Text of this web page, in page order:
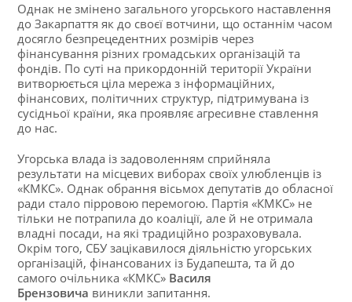
Однак не змінено загального угорського наставлення
до Закарпаття як до своєї вотчини, що останнім часом
досягло безпрецедентних розмірів через
фінансування різних громадських організацій та
фондів. По суті на прикордонній території України
витворюється ціла мережа з інформаційних,
фінансових, політичних структур, підтримувана із
сусідньої країни, яка проявляє агресивне ставлення
до нас.
Угорська влада із задоволенням сприйняла
результати на місцевих виборах своїх улюбленців із
«КМКС». Однак обрання вісьмох депутатів до обласної
ради стало пірровою перемогою. Партія «КМКС» не
тільки не потрапила до коаліції, але й не отримала
владні посади, на які традиційно розраховувала.
Окрім того, СБУ зацікавилося діяльністю угорських
організацій, фінансованих із Будапешта, та й до
самого очільника «КМКС» Василя
Брензовича виникли запитання.